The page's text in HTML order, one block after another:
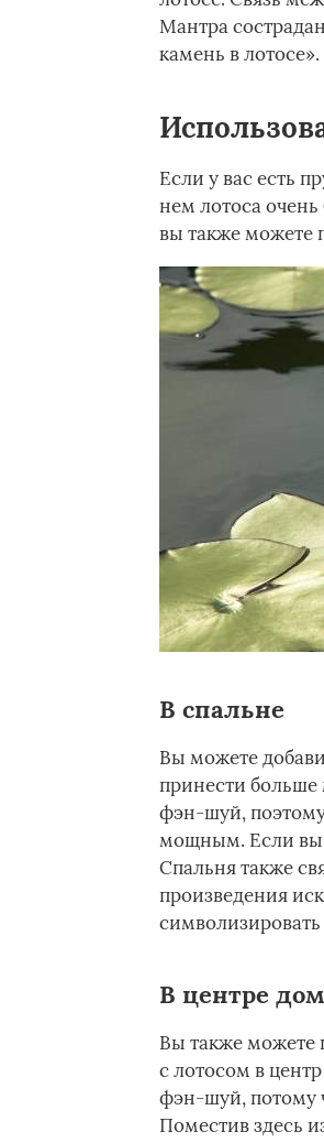
Мантра
камень в лотосе».
Если у вас есть
нем лотоса
вы также можете
В спальне
Вы можете
принести больше
фэн-шуй, поэтому
мощным. Если вы
Спальня также
произведения
В центре
Вы также можете
с лотосом в
фэн-шуй, потому
Поместив здесь